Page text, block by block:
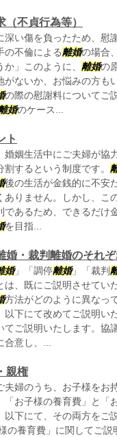
不貞行為等）
深い傷を負ったため、慰
の不倫による離婚の場合
」このように、 離婚の
がないか、お悩みの方も
の際の慰謝料についてご
婚のケース...
ト
婚姻生活中にご夫婦が協
割するという制度です。
後の生活が金銭的に不安
ありません。しかし、こ
であるため、できるだけ
を目指...
婚・裁判離婚のそれ
婚」「調停離婚」「裁判
は、既にご説明させてい
方法がどのように異なっ
下にて改めてご説明い
てご説明いたします。協
合意し、...
親権
夫婦のうち、お子様をお
「お子様の養育費」と「
以下にて、その両方をご
の養育費」に関してご説